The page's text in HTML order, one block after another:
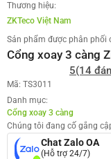
Thương hiệu:
ZKTeco Việt Nam
Sản phẩm được phân phối
Cổng xoay 3 càng
5(14
Mã: TS3011
Danh mục:
Cổng xoay 3 càng
Chúng tôi đang cố gắng
Chat Zalo OA
(Hỗ trợ 24/7)